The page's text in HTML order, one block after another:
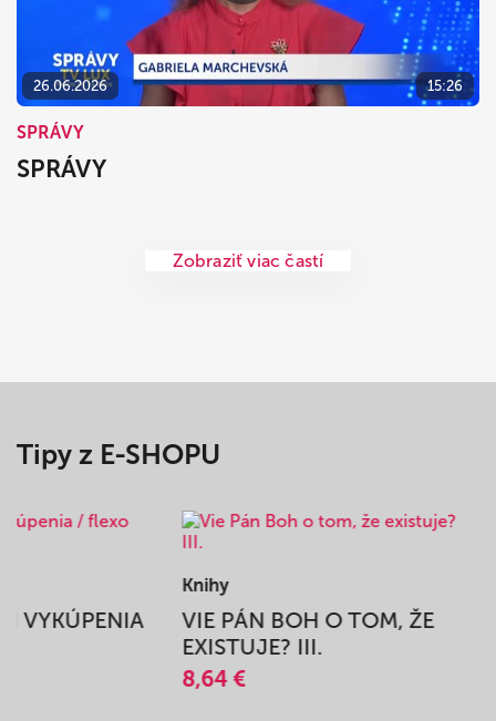
26.06.2026 15:26
SPRÁVY
SPRÁVY
Zobraziť viac častí
Tipy z E-SHOPU
VYKÚPENIA
Knihy
VIE PÁN BOH O TOM, ŽE
EXISTUJE? III.
8,64 €